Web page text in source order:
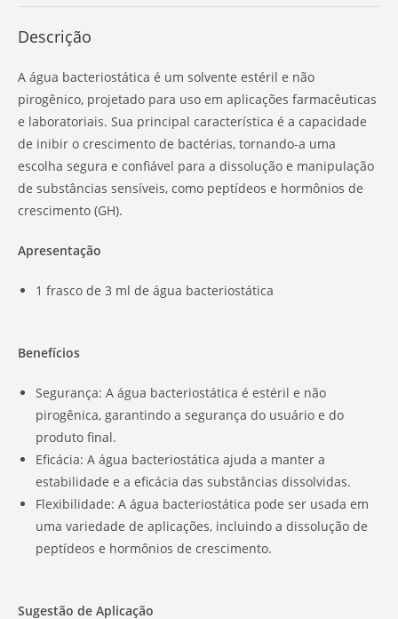
Descrição
A água bacteriostática é um solvente estéril e não
pirogênico, projetado para uso em aplicações farmacêuticas
e laboratoriais. Sua principal característica é a capacidade
de inibir o crescimento de bactérias, tornando-a uma
escolha segura e confiável para a dissolução e manipulação
de substâncias sensíveis, como peptídeos e hormônios de
crescimento (GH).
Apresentação
1 frasco de 3 ml de água bacteriostática
Benefícios
Segurança: A água bacteriostática é estéril e não
pirogênica, garantindo a segurança do usuário e do
produto final.
Eficácia: A água bacteriostática ajuda a manter a
estabilidade e a eficácia das substâncias dissolvidas.
Flexibilidade: A água bacteriostática pode ser usada em
uma variedade de aplicações, incluindo a dissolução de
peptídeos e hormônios de crescimento.
Sugestão de Aplicação